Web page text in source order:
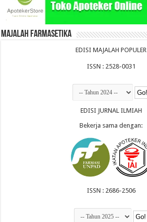
Majalah Farmasetika
EDISI MAJALAH POPULER
ISSN : 2528-0031
EDISI JURNAL ILMIAH
Bekerja sama dengan:
ISSN : 2686-2506